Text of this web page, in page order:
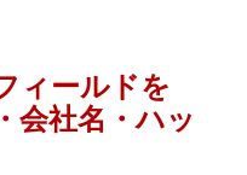
ィールドを
会社名・ハッ